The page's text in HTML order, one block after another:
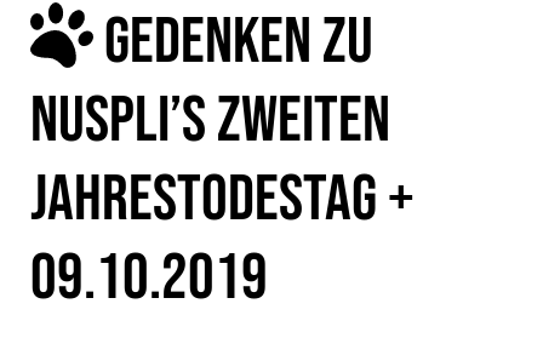
GEDENKEN ZU
NUSPLI’S ZWEITEN
JAHRESTODESTAG +
09.10.2019